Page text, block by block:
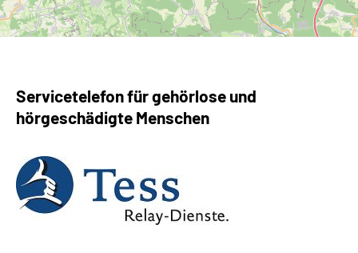
Servicetelefon für gehörlose und
hörgeschädigte Menschen